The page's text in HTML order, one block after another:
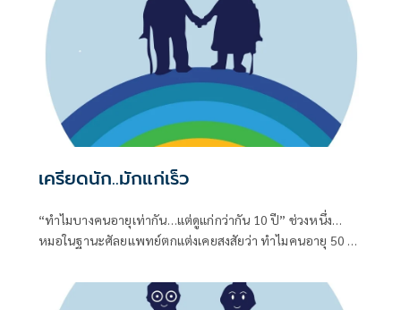
เครียดนัก..มักแก่เร็ว
“ทำไมบางคนอายุเท่ากัน…แต่ดูแก่กว่ากัน 10 ปี” ช่วงหนึ่ง…
หมอในฐานะศัลยแพทย์ตกแต่งเคยสงสัยว่า ทำไมคนอายุ 50 ปี
ทั้งที่เกิดปีเดียวกันแท้ๆ